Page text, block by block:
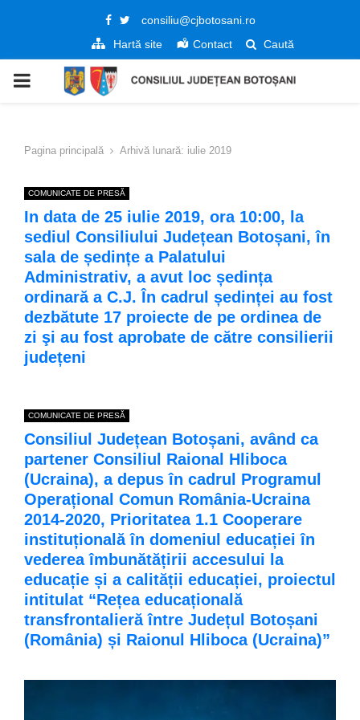
Facebook
Twitter
consiliu@cjbotosani.ro
Hartă site
Contact Caută
PRIMARY
Pagina principală Arhivă lunară: iulie 2019
COMUNICATE DE PRESĂ
In data de 25 iulie 2019, ora 10:00, la
sediul Consiliului Județean Botoșani, în
sala de ședințe a Palatului
Administrativ, a avut loc ședința
ordinară a C.J. În cadrul ședinței au fost
dezbătute 17 proiecte de pe ordinea de
zi şi au fost aprobate de către consilierii
județeni
COMUNICATE DE PRESĂ
Consiliul Județean Botoșani, având ca
partener Consiliul Raional Hliboca
(Ucraina), a depus în cadrul Programul
Operațional Comun România-Ucraina
2014-2020, Prioritatea 1.1 Cooperare
instituțională în domeniul educației în
vederea îmbunătățirii accesului la
educație și a calității educației, proiectul
intitulat “Rețea educațională
transfrontalieră între Județul Botoșani
(România) și Raionul Hliboca (Ucraina)”